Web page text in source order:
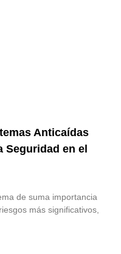
Anticaídas
Seguridad en el
de suma importancia
más significativos,